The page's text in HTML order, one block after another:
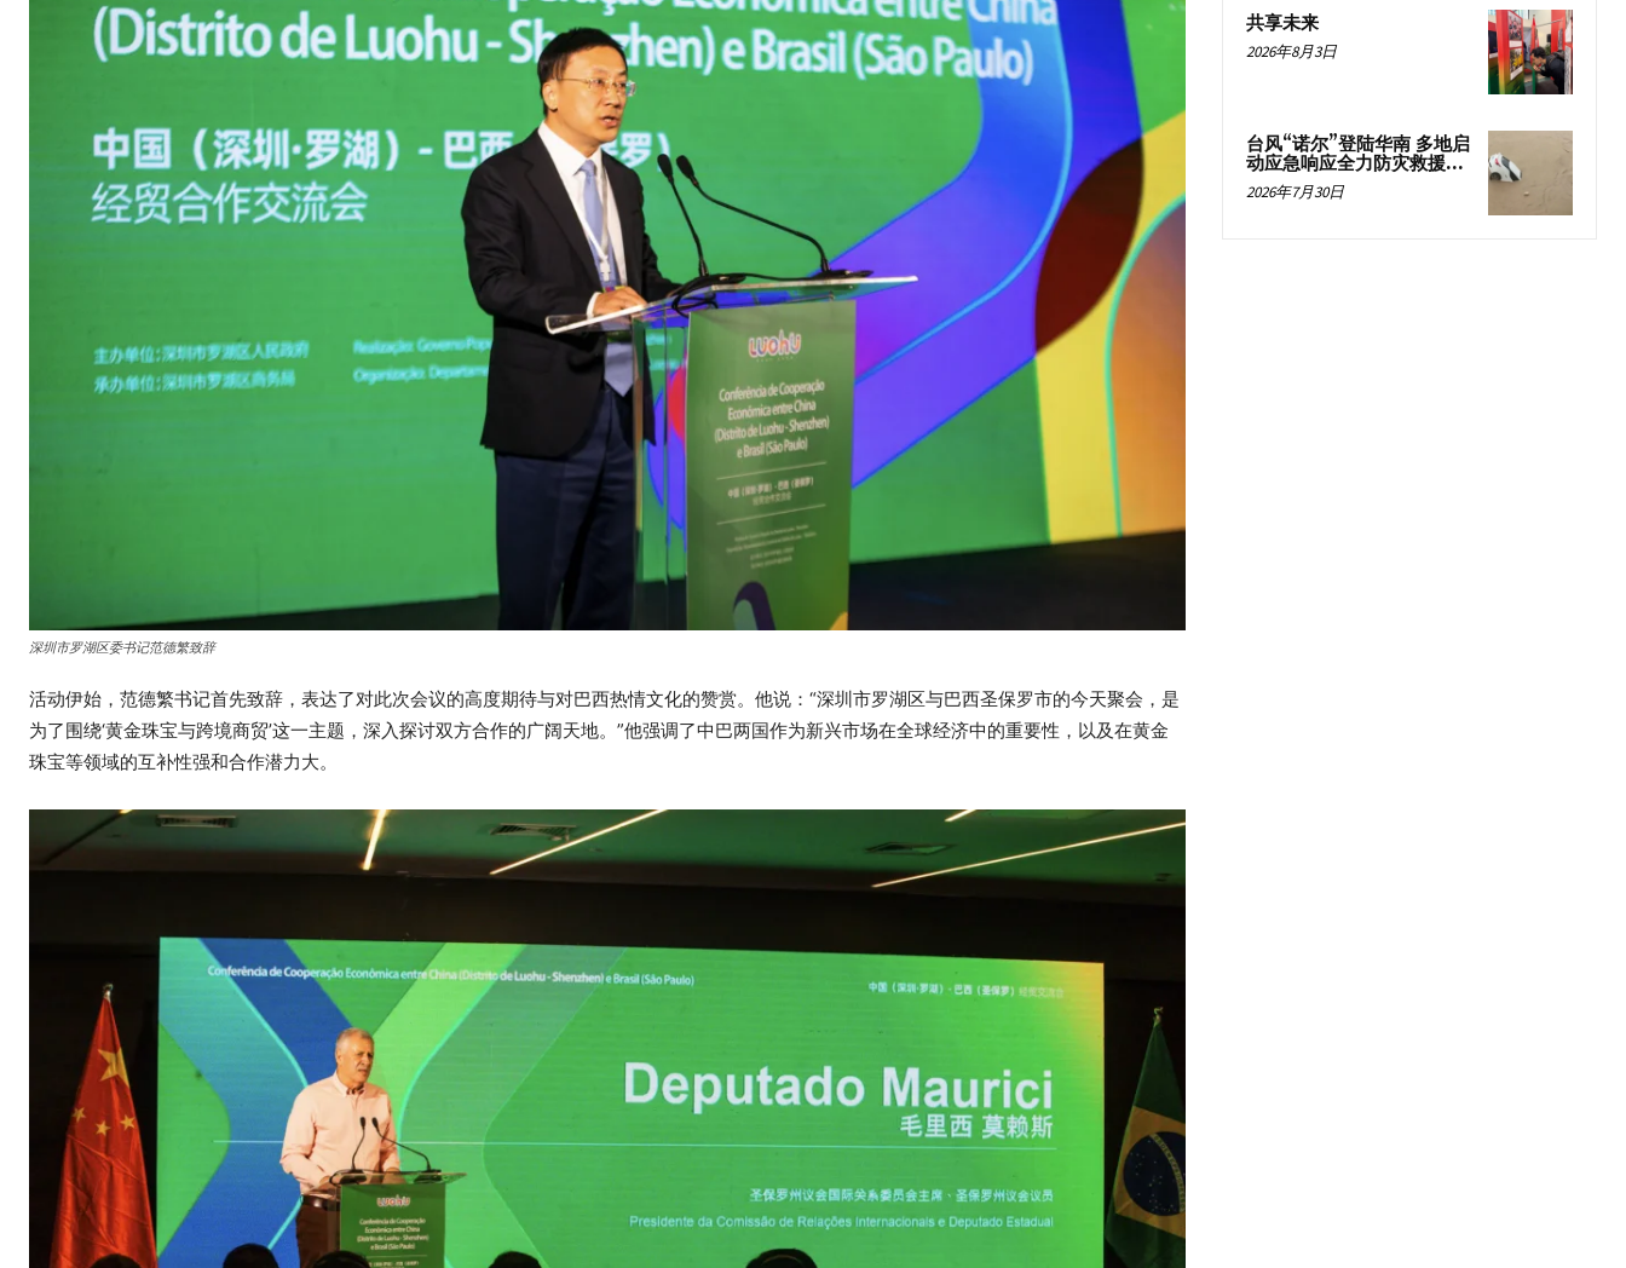
深圳市罗湖区委书记范德繁致辞
活动伊始，范德繁书记首先致辞，表达了对此次会议的高度期待与对巴西热情文化的赞赏。他说：“深圳市罗湖区与巴西圣保罗市的今天聚会，是
为了围绕‘黄金珠宝与跨境商贸’这一主题，深入探讨双方合作的广阔天地。”他强调了中巴两国作为新兴市场在全球经济中的重要性，以及在黄金
珠宝等领域的互补性强和合作潜力大。
共享未来
2026年8月3日
台风“诺尔”登陆华南 多地启
动应急响应全力防灾救援...
2026年7月30日